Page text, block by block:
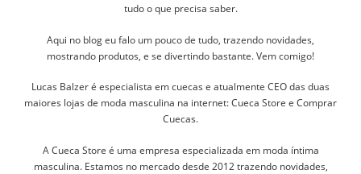
tudo o que precisa saber.
Aqui no blog eu falo um pouco de tudo, trazendo novidades,
mostrando produtos, e se divertindo bastante. Vem comigo!
Lucas Balzer é especialista em cuecas e atualmente CEO das duas
maiores lojas de moda masculina na internet: Cueca Store e Comprar
Cuecas.
A Cueca Store é uma empresa especializada em moda íntima
masculina. Estamos no mercado desde 2012 trazendo novidades,